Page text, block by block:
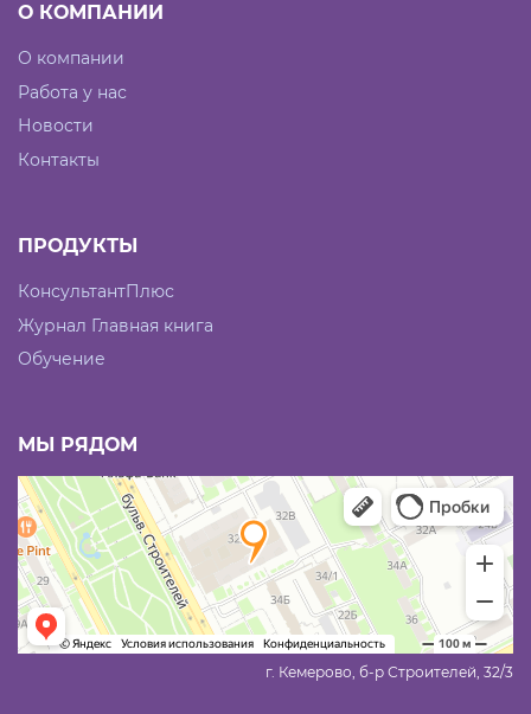
О КОМПАНИИ
О компании
Работа у нас
Новости
Контакты
ПРОДУКТЫ
КонсультантПлюс
Журнал Главная книга
Обучение
МЫ РЯДОМ
г. Кемерово, б-р Строителей, 32/3